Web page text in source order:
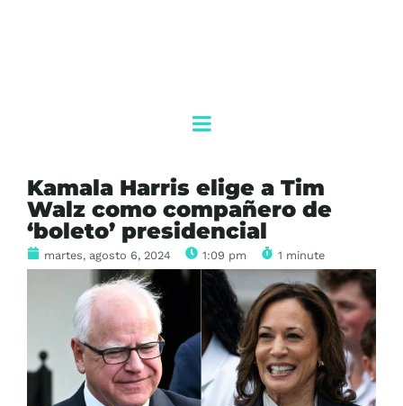
Kamala Harris elige a Tim
Walz como compañero de
‘boleto’ presidencial
martes, agosto 6, 2024 1:09 pm 1 minute